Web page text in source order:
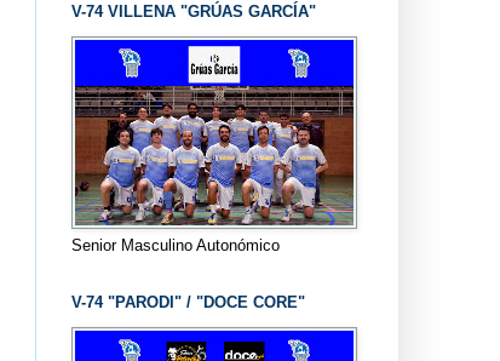
V-74 VILLENA "GRÚAS GARCÍA"
Senior Masculino Autonómico
V-74 "PARODI" / "DOCE CORE"